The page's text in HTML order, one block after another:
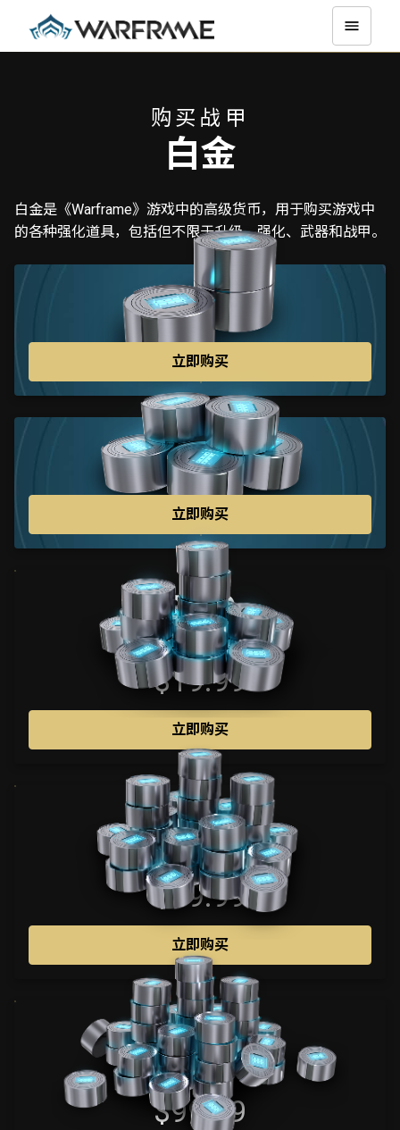
购买战甲
白金
白金是《Warframe》游戏中的高级货币，用于购买游戏中
的各种强化道具，包括但不限于升级、强化、武器和战甲。
75
$4.99
立即购买
175
$9.99
立即购买
380
$19.99
立即购买
1025
$49.99
立即购买
2200
$99.99